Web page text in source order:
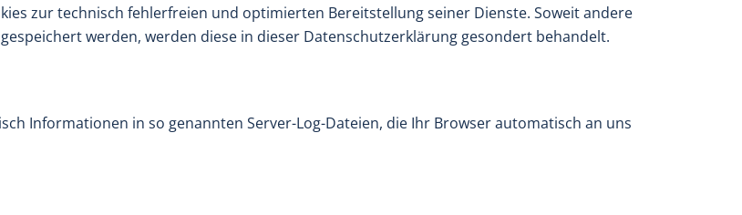
zur technisch fehlerfreien und optimierten Bereitstellung seiner Dienste. Soweit andere
werden, werden diese in dieser Datenschutzerklärung gesondert behandelt.
Informationen in so genannten Server-Log-Dateien, die Ihr Browser automatisch an uns